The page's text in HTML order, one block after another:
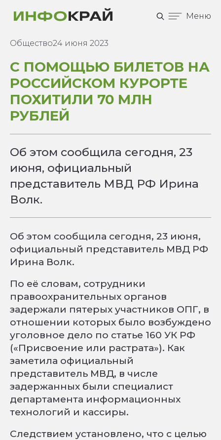
Меню
Общество24 июня 2023
С ПОМОЩЬЮ БИЛЕТОВ НА
РОССИЙСКОМ КУРОРТЕ
ПОХИТИЛИ 70 МЛН
РУБЛЕЙ
Об этом сообщила сегодня, 23
июня, официальный
представитель МВД РФ Ирина
Волк.
Об этом сообщила сегодня, 23 июня,
официальный представитель МВД РФ
Ирина Волк.
По её словам, сотрудники
правоохранительных органов
задержали пятерых участников ОПГ, в
отношении которых было возбуждено
уголовное дело по статье 160 УК РФ
(«Присвоение или растрата»). Как
заметила официальный
представитель МВД, в числе
задержанных были специалист
департамента информационных
технологий и кассиры.
Следствием установлено, что с целью